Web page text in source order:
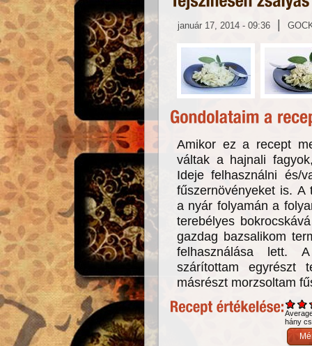
január 17, 2014 - 09:36 |
Amikor ez a recept
váltak a hajnali
Ideje felhasználni és/
fűszernövényeket is.
a nyár folyamán a
terebélyes
gazdag bazsalikom
felhasználása lett.
szárítottam egyrészt
másrészt morzsoltam
hány